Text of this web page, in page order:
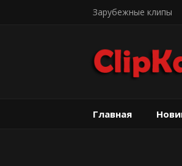
Зарубежные клипы
Главная